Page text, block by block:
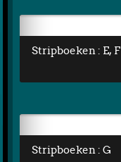
Stripboeken : E, F
Stripboeken : G